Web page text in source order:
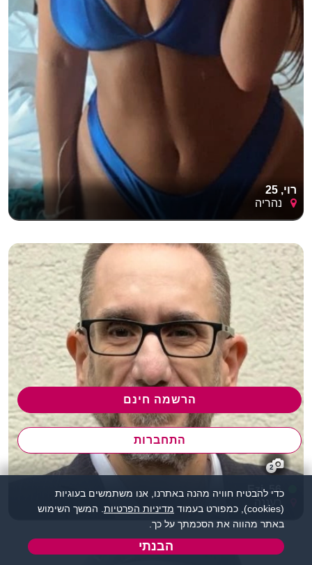
רוי, 25
נהריה
2
Ezi, 56
רעננה
הרשמה חינם
התחברות
כדי להבטיח חוויה מהנה באתרנו, אנו משתמשים בעוגיות
(cookies), כמפורט בעמוד
מדיניות הפרטיות . המשך השימוש
באתר מהווה את הסכמתך על כך.
הבנתי